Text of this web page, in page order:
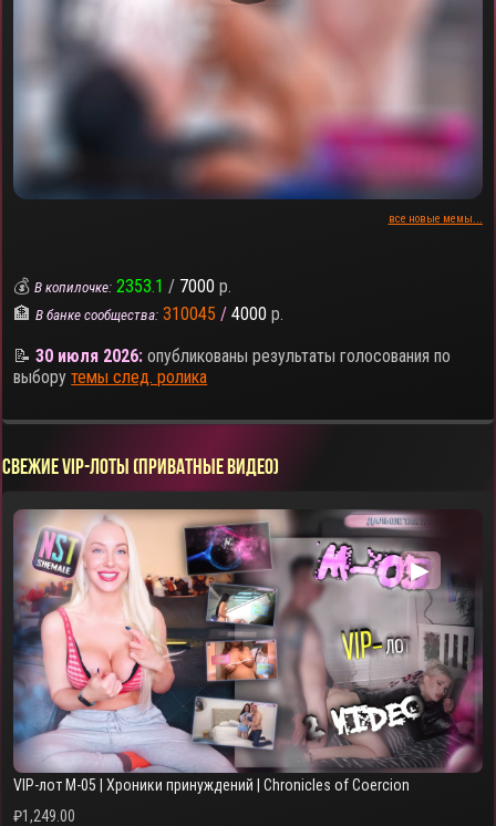
все новые мемы...
💰В копилочке: 2353.1 / 7000 р.
🏦В банке сообщества: 310045 / 4000 р.
📝30 июля 2026: опубликованы результаты голосования по
выборутемы след. ролика
СВЕЖИЕ VIP-ЛОТЫ (ПРИВАТНЫЕ ВИДЕО)
▶
VIP-лот M-05 | Хроники принуждений | Chronicles of Coercion
₽1,249.00